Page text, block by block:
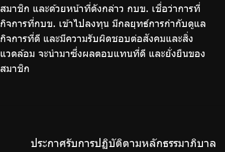
สมาชิก และด้วยหน้าที่ดังกล่าว กบข. เชื่อว่าการที่
กิจการที่กบข. เข้าไปลงทุน มีกลยุทธ์การกำกับดูแล
กิจการที่ดี และมีความรับผิดชอบต่อสังคมและสิ่ง
แวดล้อม จะนำมาซึ่งผลตอบแทนที่ดี และยั่งยืนของ
สมาชิก
ประกาศรับการปฏิบัติตามหลักธรรมาภิบาล